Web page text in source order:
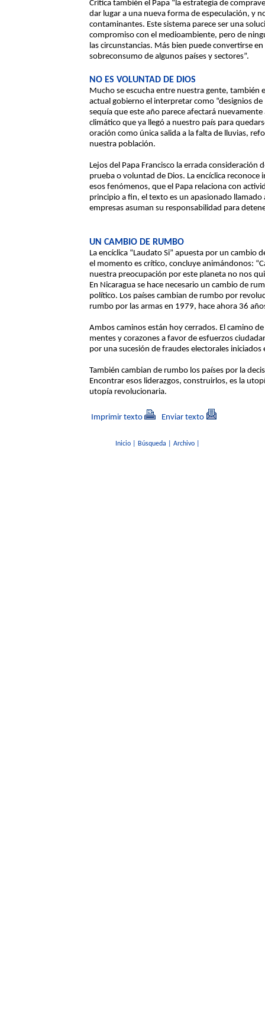
Critica también el Papa “la estrategia de
dar lugar a una nueva forma de especulación, y
contaminantes. Este sistema parece ser una
compromiso con el medioambiente, pero de
las circunstancias. Más bien puede convertirse
sobreconsumo de algunos países y sectores”.
NO ES VOLUNTAD DE DIOS
Mucho se escucha entre nuestra gente, también
actual gobierno el interpretar como “designios
sequía que este año parece afectará
climático que ya llegó a nuestro país para
oración como única salida a la falta de lluvias,
nuestra población.
Lejos del Papa Francisco la errada consideración
prueba o voluntad de Dios. La encíclica
esos fenómenos, que el Papa relaciona con
principio a fin, el texto es un apasionado llamado
empresas asuman su responsabilidad para
UN CAMBIO DE RUMBO
La encíclica “Laudato Si” apuesta por un
el momento es crítico, concluye animándonos:
nuestra preocupación por este planeta no nos
En Nicaragua se hace necesario un cambio de
político. Los países cambian de rumbo por
rumbo por las armas en 1979, hace ahora 36
Ambos caminos están hoy cerrados. El camino
mentes y corazones a favor de esfuerzos
por una sucesión de fraudes electorales iniciados
También cambian de rumbo los países por la
Encontrar esos liderazgos, construirlos, es la
utopía revolucionaria.
Imprimir texto Enviar texto
Inicio| Búsqueda Archivo|